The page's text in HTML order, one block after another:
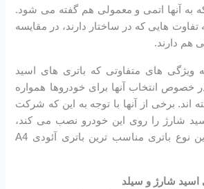
به آنها اتمی و معمولی هم گفته می شود.
تفاوت هایی که در ساختار دارند، در مقایسه
هم دارند.
ویژگی های متفاوتی که باتری های اسید
خصوص انتخاب آنها برای خودروها همواره
اند. برخی از آنها با توجه به این که شرکت
شارژ را روی این خودرو نصب می کند،
توصیه می کنند که این نوع باتری مناسب ترین باتری آئودی A4
اسید شارژ و سیلد